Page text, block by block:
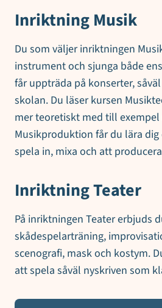
Inriktning Musik
Du som väljer inriktningen
instrument och sjunga både
får uppträda på konserter,
skolan. Du läser kursen
mer teoretiskt med till
Musikproduktion får du lära
spela in, mixa och att
Inriktning Teater
På inriktningen Teater erbjuds
skådespelarträning,
scenografi, mask och kostym.
att spela såväl nyskriven som